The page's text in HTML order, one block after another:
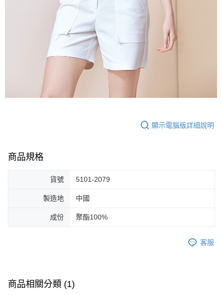
顯示電腦版詳細說明
商品規格
貨號 5101-2079
製造地 中國
成份 聚酯100%
客服
商品相關分類 (1)